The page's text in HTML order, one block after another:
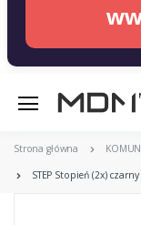
Strona główna
STEP Stopień (2x)